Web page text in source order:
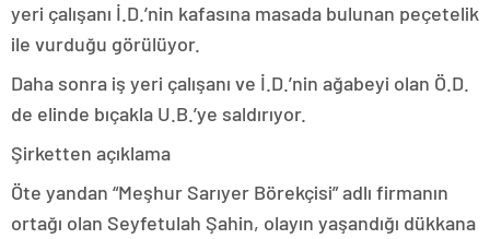
yeri çalışanı İ.D.’nin kafasına masada bulunan peçetelik
ile vurduğu görülüyor.
Daha sonra iş yeri çalışanı ve İ.D.’nin ağabeyi olan Ö.D.
de elinde bıçakla U.B.’ye saldırıyor.
Şirketten açıklama
Öte yandan “Meşhur Sarıyer Börekçisi” adlı firmanın
ortağı olan Seyfetulah Şahin, olayın yaşandığı dükkana